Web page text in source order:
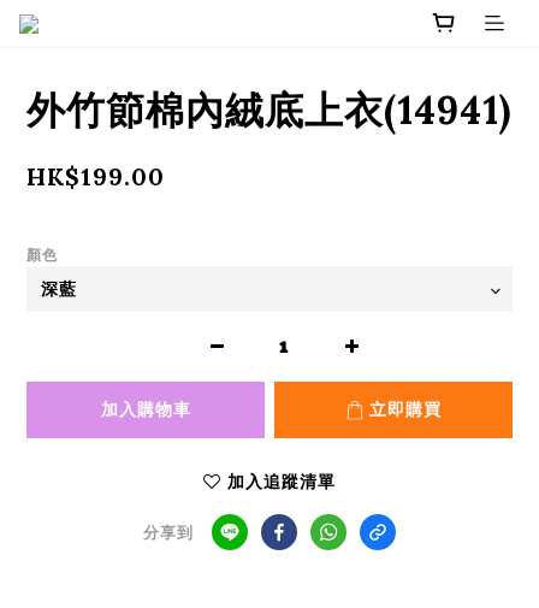
外竹節棉內絨底上衣(14941)
HK$199.00
顏色
加入購物車 立即購買
加入追蹤清單
分享到